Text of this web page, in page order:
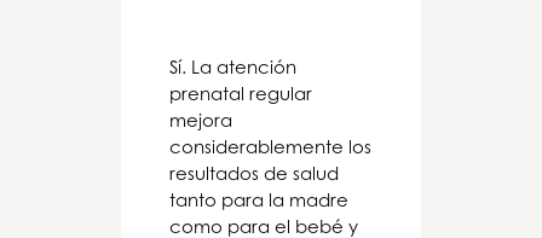
Sí. La atención
prenatal regular
mejora
considerablemente los
resultados de salud
tanto para la madre
como para el bebé y